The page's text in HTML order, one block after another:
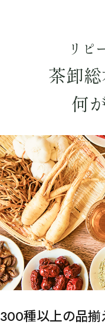
容量を選択
50g 100g
リピ
茶卸
何
300種以上の品揃